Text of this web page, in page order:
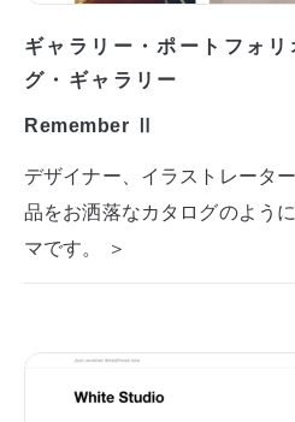
ギャラリー・ポートフォリ
グ・ギャラリー
Remember Ⅱ
デザイナー、イラストレータ
品をお洒落なカタログのよう
マです。 ＞